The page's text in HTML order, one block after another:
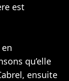
est
qu’elle
ensuite